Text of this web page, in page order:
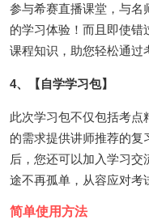
参与希赛直播课堂，与名
的学习体验！而且即使错
课程知识，助您轻松通过
4、【自学学习包】
此次学习包不仅包括考点
的需求提供讲师推荐的
后，您还可以加入学习
途不再孤单，从容应对考
简单使用方法